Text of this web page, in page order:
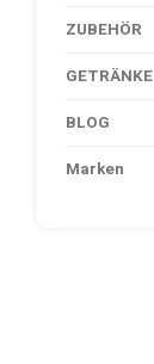
ZUBEHÖR
GETRÄNKE
BLOG
Marken